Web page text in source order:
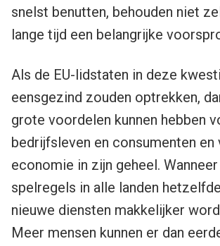
snelst benutten, behouden niet
lange tijd een belangrijke
Als de EU-lidstaten in deze
eensgezind zouden optrekken,
grote voordelen kunnen hebben
bedrijfsleven en consumenten en
economie in zijn geheel.
spelregels in alle landen
nieuwe diensten makkelijker
Meer mensen kunnen er dan